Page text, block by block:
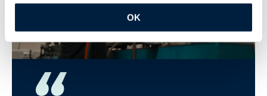
OK